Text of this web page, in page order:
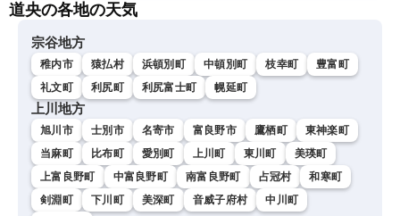
道央の各地の天気
宗谷地方
稚内市 猿払村 浜頓別町 中頓別町 枝幸町
豊富町
礼文町
利尻町 利尻富士町 幌延町
上川地方
旭川市 士別市 名寄市 富良野市 鷹栖町
東神楽町
当麻町
比布町 愛別町 上川町 東川町
美瑛町
上富良野町
中富良野町 南富良野町 占冠村
和寒町
剣淵町
下川町 美深町 音威子府村
中川町